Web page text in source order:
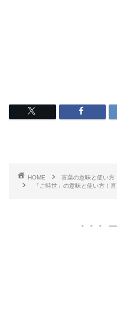
HOME
言葉の意味と使い方
「ご時世」の意味と使い方！